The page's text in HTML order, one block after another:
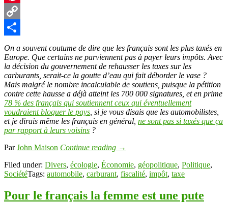
Pinterest
Copy
Link
Partager
On a souvent coutume de dire que les français sont les plus taxés en
Europe. Que certains ne parviennent pas à payer leurs impôts. Avec
la décision du gouvernement de rehausser les taxes sur les
carburants, serait-ce la goutte d’eau qui fait déborder le vase ?
Mais malgré le nombre incalculable de soutiens, puisque la pétition
contre cette hausse a déjà atteint les 700 000 signatures, et en prime
78 % des français qui soutiennent ceux qui éventuellement
voudraient bloquer le pays, si je vous disais que les automobilistes,
et je dirais même les français en général, ne sont pas si taxés que ça
par rapport à leurs voisins ?
ParJohn Maison Continue reading →
Filed under: Divers, écologie, Économie, géopolitique, Politique,
SociétéTags: automobile, carburant, fiscalité, impôt, taxe
Pour le français la femme est une pute